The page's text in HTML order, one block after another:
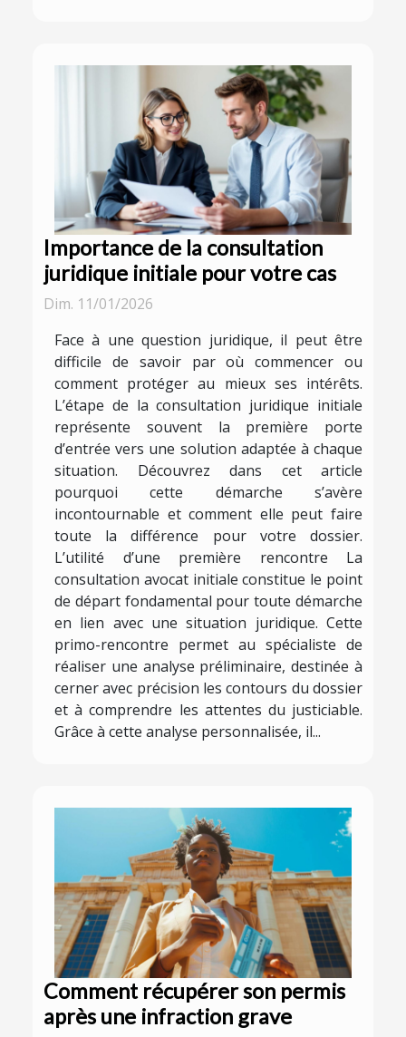
Importance de la consultation
juridique initiale pour votre cas
Dim. 11/01/2026
Face à une question juridique, il peut être
difficile de savoir par où commencer ou
comment protéger au mieux ses intérêts.
L’étape de la consultation juridique initiale
représente souvent la première porte
d’entrée vers une solution adaptée à chaque
situation. Découvrez dans cet article
pourquoi cette démarche s’avère
incontournable et comment elle peut faire
toute la différence pour votre dossier.
L’utilité d’une première rencontre La
consultation avocat initiale constitue le point
de départ fondamental pour toute démarche
en lien avec une situation juridique. Cette
primo-rencontre permet au spécialiste de
réaliser une analyse préliminaire, destinée à
cerner avec précision les contours du dossier
et à comprendre les attentes du justiciable.
Grâce à cette analyse personnalisée, il...
Comment récupérer son permis
après une infraction grave